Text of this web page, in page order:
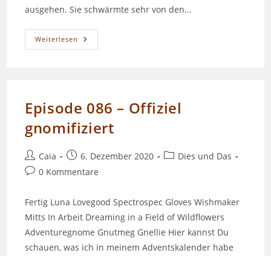
ausgehen. Sie schwärmte sehr von den…
Weiterlesen Fertig:
Wishmaker
Episode 086 – Offiziel
gnomifiziert
Beitrags-
Autor:
Caia
Beitrag
veröffentlicht:
6. Dezember 2020
Beitrags-
Dies und Das
Beitrags-
0 Kommentare
Fertig Luna Lovegood Spectrospec Gloves Wishmaker
Mitts In Arbeit Dreaming in a Field of Wildflowers
Adventuregnome Gnutmeg Gnellie Hier kannst Du
schauen, was ich in meinem Adventskalender habe